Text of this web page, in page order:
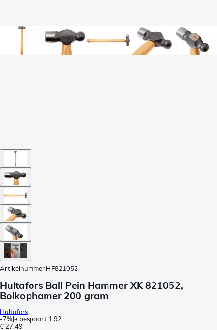
Artikelnummer HF821052
Hultafors Ball Pein Hammer XK 821052,
Bolkophamer 200 gram
Hultafors
-7%Je bespaart 1,92
€ 27,49